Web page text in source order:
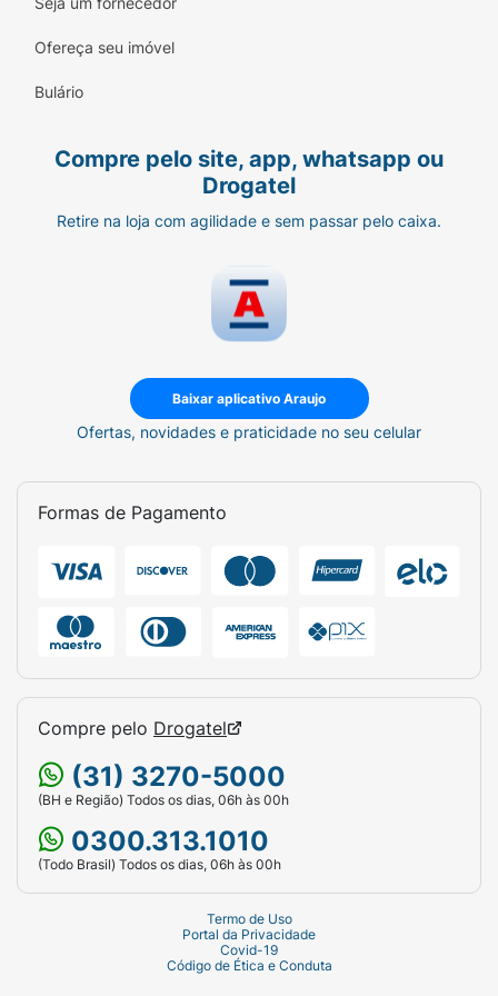
engradado plástico vermelho super fofo.
(cor e brilho) em um só pacote.
Edição Limitada:Garanta o seu antes que
Especificações Técnicas:
Cimed / Carmed
Collab Coca-Cola
Conteúdo:3 unidades de 10g cada + 1
Acessório
Cores:Vermelho, Incolor e Marrom
felicidade. Abra a felicidade com Carmed
Coca-Cola!
Ofereça seu imóvel
Bulário
Compre pelo site, app, whatsapp ou
Drogatel
Retire na loja com agilidade e sem passar pelo caixa.
Baixar aplicativo Araujo
Ofertas, novidades e praticidade no seu celular
Formas de Pagamento
Compre pelo Drogatel
(31) 3270-5000
(BH e Região) Todos os dias, 06h às 00h
0300.313.1010
(Todo Brasil) Todos os dias, 06h às 00h
Termo de Uso
Portal da Privacidade
Covid-19
Código de Ética e Conduta